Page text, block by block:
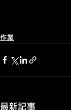
作業
最新記事